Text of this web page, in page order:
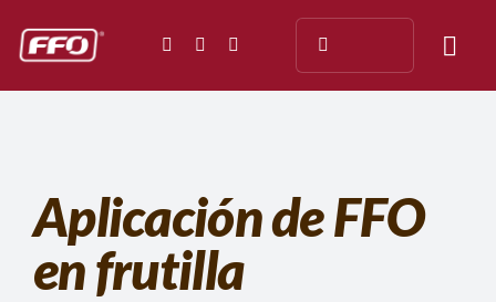
Aplicación de FFO
en frutilla